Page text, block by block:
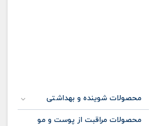
محصولات شوینده و بهداشتی
محصولات مراقبت از پوست و مو